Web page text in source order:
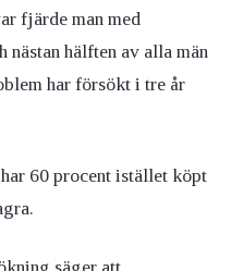
fjärde man med
nästan hälften av alla män
har försökt i tre år
60 procent istället köpt
säger att